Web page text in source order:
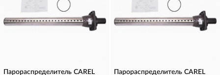
Парораспределитель CAREL
Парораспределитель CAREL